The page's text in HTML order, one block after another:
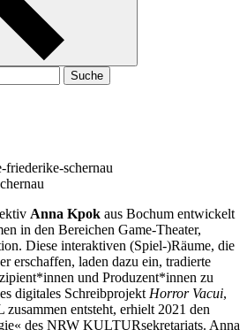
Suche
Anna Kpok aus Bochum entwickelt
in den Bereichen Game-Theater,
Diese interaktiven (Spiel-)Räume, die
erschaffen, laden dazu ein, tradierte
und Produzent*innen zu
digitales Schreibprojekt Horror Vacui,
entsteht, erhielt 2021 den
des NRW KULTURsekretariats. Anna